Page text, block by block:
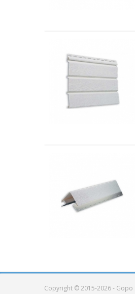
Copyright © 2015-2026 - Gopo